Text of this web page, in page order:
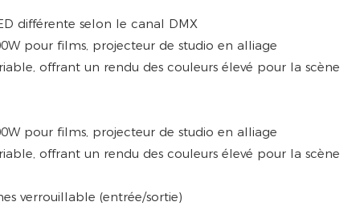
différente selon le canal DMX
verrouillable (entrée/sortie)